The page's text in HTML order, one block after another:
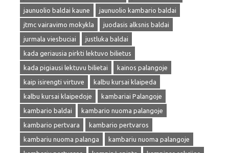
jaunuolio baldai kaune
jaunuolio kambario baldai
jtmc vairavimo mokykla
juodasis alksnis baldai
jurmala viesbuciai
justluka baldai
kada geriausia pirkti lektuvo bilietus
kada pigiausi lektuvu bilietai
kainos palangoje
kaip isirengti virtuve
kalbu kursai klaipeda
kalbu kursai klaipedoje
kambariai Palangoje
kambario baldai
kambario nuoma palangoje
kambario pertvara
kambario pertvaros
kambariu nuoma palanga
kambariu nuoma palangoje